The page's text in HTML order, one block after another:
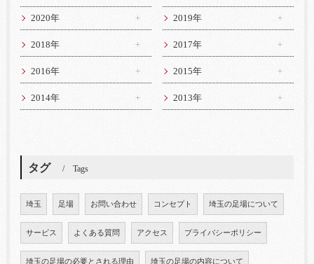
2020年 2019年
2018年 2017年
2016年 2015年
2014年 2013年
タグ Tags
埼玉 足場 お問い合わせ コンセプト 埼玉の足場について
サービス よくある質問 アクセス プライバシーポリシー
埼玉の足場の必要とされる理由 埼玉の足場の内容について